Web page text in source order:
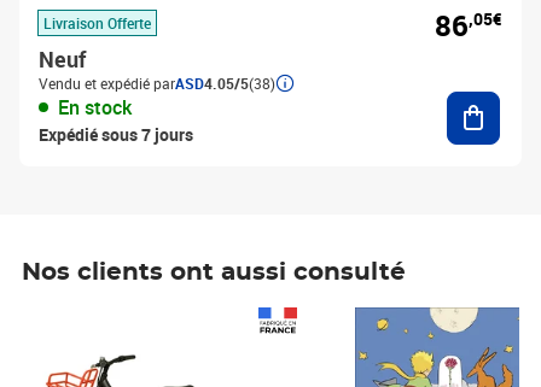
Livraison Offerte
Neuf
Vendu et expédié parASD4.05/5(38)
En stock
Expédié sous 7 jours
86,05€
Nos clients ont aussi consulté
Prix 7,50€